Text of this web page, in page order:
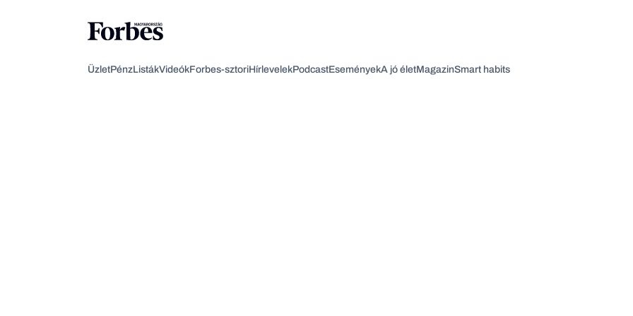
ÜzletPénzListákVideókForbes-sztoriHírlevelekPodcastEseményekA jó életMagazinSmart habits